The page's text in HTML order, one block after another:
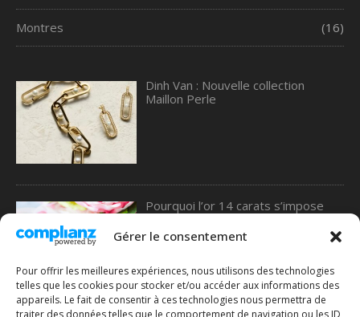
Gérer le consentement
Pour offrir les meilleures expériences, nous utilisons des technologies
telles que les cookies pour stocker et/ou accéder aux informations des
appareils. Le fait de consentir à ces technologies nous permettra de
traiter des données telles que le comportement de navigation ou les ID
Montres (16)
Dinh Van : Nouvelle collection
Maillon Perle
Pourquoi l’or 14 carats s’impose
comme le meilleur choix pour les
alliances, selon une étude de 77
Diamonds